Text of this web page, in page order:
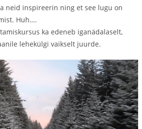
neid inspireerin ning et see lugu on
Huh….
ka edeneb iganädalaselt,
lehekülgi vaikselt juurde.